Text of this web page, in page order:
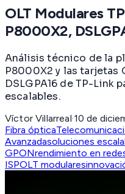
OLT Modulares
P8000X2,
Análisis técnico de la
P8000X2 y las tarjetas
DSLGPA16 de TP-Link
escalables.
Víctor Villarreal·10 de
Fibra óptica
Avanzadasoluciones
GPONrendimiento en
ISPOLT modulares